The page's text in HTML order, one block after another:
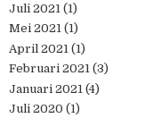
Juli 2021 (1)
Mei 2021 (1)
April 2021 (1)
Februari 2021 (3)
Januari 2021 (4)
Juli 2020 (1)